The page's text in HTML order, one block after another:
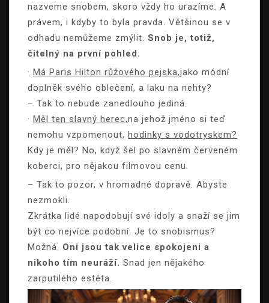
nazveme snobem, skoro vždy ho urazíme. A
právem, i kdyby to byla pravda. Většinou se v
odhadu nemůžeme zmýlit. Snob je, totiž,
čitelný na první pohled.
· Má Paris Hilton růžového pejska,jako módní
doplněk svého oblečení, a laku na nehty?
– Tak to nebude zanedlouho jediná.
· Měl ten slavný herec,na jehož jméno si teď
nemohu vzpomenout, hodinky s vodotryskem?
Kdy je měl? No, když šel po slavném červeném
koberci, pro nějakou filmovou cenu.
– Tak to pozor, v hromadné dopravě. Abyste
nezmokli.
Zkrátka lidé napodobují své idoly a snaží se jim
být co nejvíce podobní. Je to snobismus?
Možná. Oni jsou tak velice spokojeni a
nikoho tím neuráží. Snad jen nějakého
zarputilého estéta.